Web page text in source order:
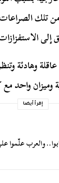
الصراعات،
إلى
وهادئة
وميزان واحد
إقرأ أيضا
والعرب علّموا